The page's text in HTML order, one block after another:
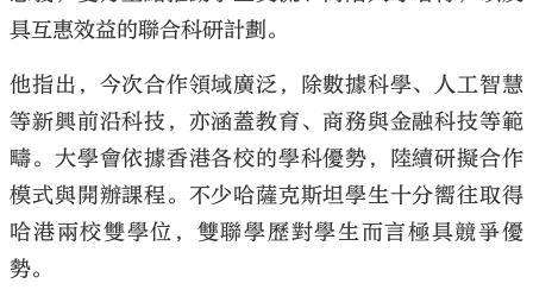
具互惠效益的聯合科研計劃。
他指出，今次合作領域廣泛，除數據科學、人工智慧
等新興前沿科技，亦涵蓋教育、商務與金融科技等範
疇。大學會依據香港各校的學科優勢，陸續研擬合作
模式與開辦課程。不少哈薩克斯坦學生十分嚮往取得
哈港兩校雙學位，雙聯學歷對學生而言極具競爭優
勢。